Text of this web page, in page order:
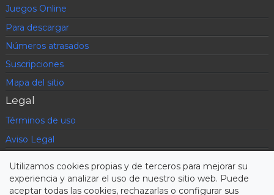
Juegos Online
Para descargar
Números atrasados
Suscripciones
Mapa del sitio
Legal
Términos de uso
Aviso Legal
Condiciones contratación
Utilizamos cookies propias y de terceros para mejorar su
experiencia y analizar el uso de nuestro sitio web. Puede
aceptar todas las cookies, rechazarlas o configurar sus